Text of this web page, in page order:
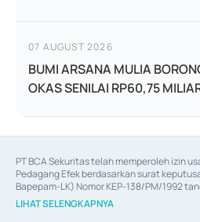
07 AUGUST 2026
BUMI ARSANA MULIA
OKAS SENILAI RP60,75
PT BCA Sekuritas telah memperoleh izin
Pedagang Efek berdasarkan surat
Bapepam-LK) Nomor KEP-138/PM/1992
06/D.04/2014 tanggal 28 Februari 2014,
Efek berdasarkan surat keputusan Otoritas
LIHAT SELENGKAPNYA